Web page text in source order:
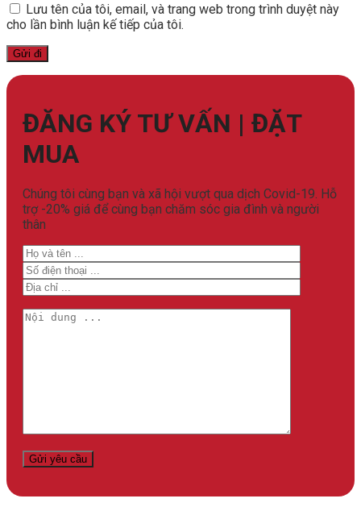
Lưu tên của tôi, email, và trang web trong trình duyệt này
cho lần bình luận kế tiếp của tôi.
ĐĂNG KÝ TƯ VẤN | ĐẶT
MUA
Chúng tôi cùng bạn và xã hội vượt qua dịch Covid-19. Hỗ
trợ -20% giá để cùng bạn chăm sóc gia đình và người
thân